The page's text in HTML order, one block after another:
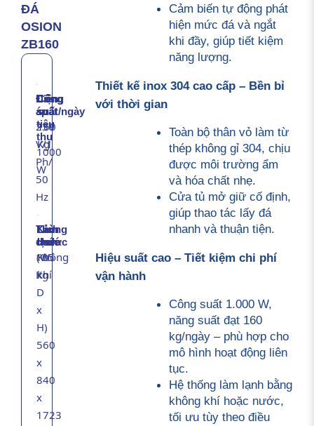
ĐÁ
OSION
ZB160
Điện
áp
230
V/1
Ph/
50
Hz
Công
suất
tiêu
thụ
1000
W
Công
suất/ngày
160
Kg
Thùng
chứa
105
Kg
Kích
thước
(W
x
D
x
H)
560
x
840
x
1723
Làm
lạnh
Không
khí
Cảm biến tự động phát
hiện mức đá và ngắt
khi đầy, giúp tiết kiệm
năng lượng.
Thiết kế inox 304 cao cấp – Bền bỉ
với thời gian
Toàn bộ thân vỏ làm từ
thép không gỉ 304, chịu
được môi trường ẩm
và hóa chất nhẹ.
Cửa tủ mở giữ cố định,
giúp thao tác lấy đá
nhanh và thuận tiện.
Hiệu suất cao – Tiết kiệm chi phí
vận hành
Công suất 1.000 W,
năng suất đạt 160
kg/ngày – phù hợp cho
mô hình hoạt động liên
tục.
Hệ thống làm lạnh bằng
không khí hoặc nước,
tối ưu tùy theo điều